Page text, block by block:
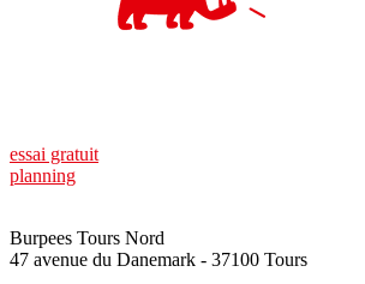
essai gratuit
planning
Burpees Tours Nord
47 avenue du Danemark - 37100 Tours